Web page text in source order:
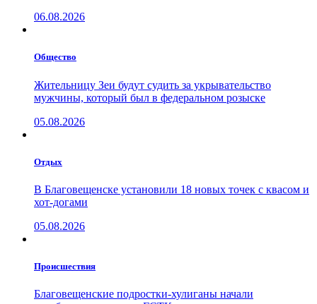
06.08.2026
Общество
Жительницу Зеи будут судить за укрывательство
мужчины, который был в федеральном розыске
05.08.2026
Отдых
В Благовещенске установили 18 новых точек с квасом и
хот-догами
05.08.2026
Проиcшествия
Благовещенские подростки-хулиганы начали